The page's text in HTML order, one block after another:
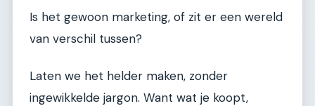
Is het gewoon marketing, of zit er een wereld
van verschil tussen?
Laten we het helder maken, zonder
ingewikkelde jargon. Want wat je koopt,